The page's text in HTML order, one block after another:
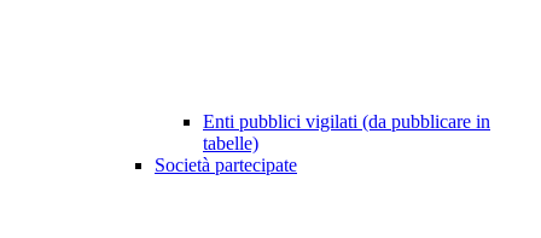
Enti pubblici vigilati (da pubblicare in
tabelle)
Società partecipate